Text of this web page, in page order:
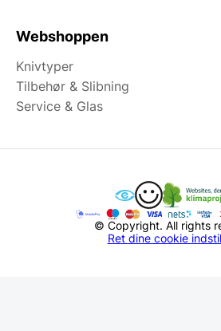
Webshoppen
Knivtyper
Tilbehør & Slibning
Service & Glas
© Copyright. All rights
Ret dine cookie